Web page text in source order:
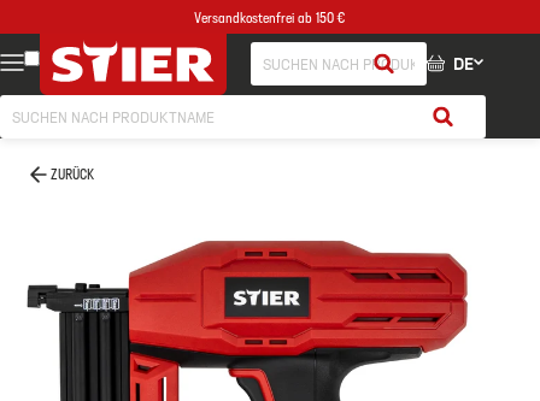
Versandkostenfrei ab 150 €
DE
ZURÜCK